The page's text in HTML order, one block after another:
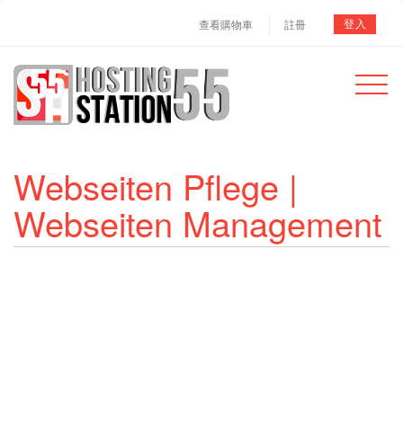
查看購物車 註冊 登入
Toggle
Webseiten Pflege |
Webseiten Management